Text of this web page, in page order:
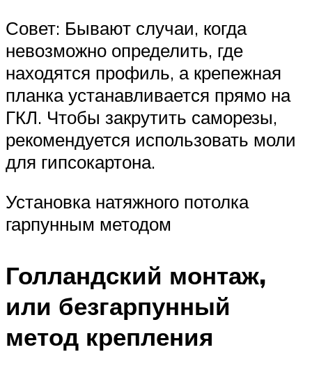
Совет: Бывают случаи, когда
невозможно определить, где
находятся профиль, а крепежная
планка устанавливается прямо на
ГКЛ. Чтобы закрутить саморезы,
рекомендуется использовать моли
для гипсокартона.
Установка натяжного потолка
гарпунным методом
Голландский монтаж,
или безгарпунный
метод крепления